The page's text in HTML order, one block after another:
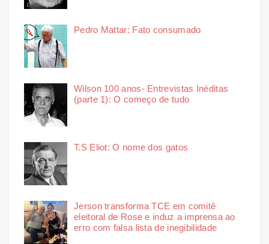
Pedro Mattar: Fato consumado
Wilson 100 anos- Entrevistas Inéditas
(parte 1): O começo de tudo
T.S Eliot: O nome dos gatos
Jerson transforma TCE em comitê
eleitoral de Rose e induz a imprensa ao
erro com falsa lista de inegibilidade